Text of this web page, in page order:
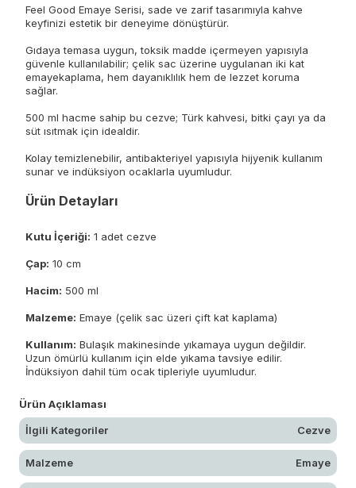
Feel Good Emaye Serisi, sade ve zarif tasarımıyla kahve
keyfinizi estetik bir deneyime dönüştürür.
Gıdaya temasa uygun, toksik madde içermeyen yapısıyla
güvenle kullanılabilir; çelik sac üzerine uygulanan iki kat
emayekaplama, hem dayanıklılık hem de lezzet koruma
sağlar.
500 ml hacme sahip bu cezve; Türk kahvesi, bitki çayı ya da
süt ısıtmak için idealdir.
Kolay temizlenebilir, antibakteriyel yapısıyla hijyenik kullanım
sunar ve indüksiyon ocaklarla uyumludur.
Ürün Detayları
Kutu İçeriği: 1 adet cezve
Çap: 10 cm
Hacim: 500 ml
Malzeme: Emaye (çelik sac üzeri çift kat kaplama)
Kullanım: Bulaşık makinesinde yıkamaya uygun değildir.
Uzun ömürlü kullanım için elde yıkama tavsiye edilir.
İndüksiyon dahil tüm ocak tipleriyle uyumludur.
Ürün Açıklaması
İlgili Kategoriler Cezve
Malzeme Emaye